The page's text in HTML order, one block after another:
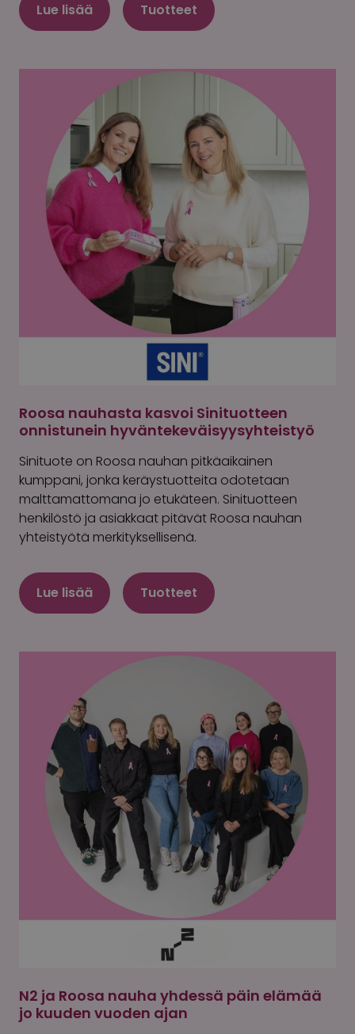
Lue lisää Tuotteet
Roosa nauhasta kasvoi Sinituotteen
onnistunein hyväntekeväisyysyhteistyö
Sinituote on Roosa nauhan pitkäaikainen
kumppani, jonka keräystuotteita odotetaan
malttamattomana jo etukäteen. Sinituotteen
henkilöstö ja asiakkaat pitävät Roosa nauhan
yhteistyötä merkityksellisenä.
Lue lisää Tuotteet
N2 ja Roosa nauha yhdessä päin elämää
jo kuuden vuoden ajan